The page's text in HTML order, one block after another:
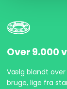
Over 9.000
Vælg blandt over
bruge, lige fra